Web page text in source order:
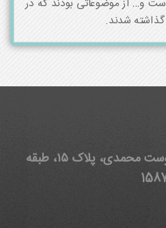
و… از موضوعاتی بودند که در
شدند.
خیابان میرعماد، نبش دوست محمدی، پلاک ۱۵، طبقه